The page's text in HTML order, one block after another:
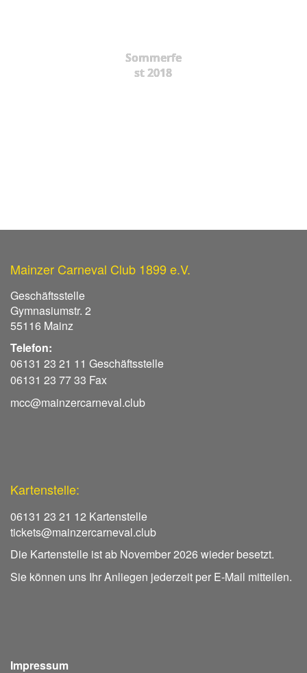
Sommerfe
st 2018
Mainzer Carneval Club 1899 e.V.
Geschäftsstelle
Gymnasiumstr. 2
55116 Mainz
Telefon:
06131 23 21 11 Geschäftsstelle
06131 23 77 33 Fax
mcc@mainzercarneval.club
Kartenstelle:
06131 23 21 12 Kartenstelle
tickets@mainzercarneval.club
Die Kartenstelle ist ab November 2026 wieder besetzt.
Sie können uns Ihr Anliegen jederzeit per E-Mail mitteilen.
Impressum